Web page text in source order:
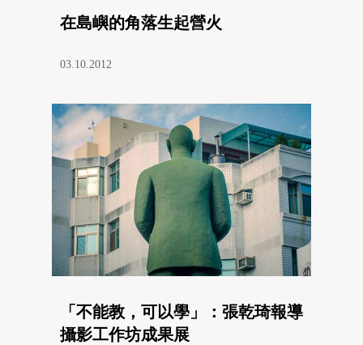
在島嶼的角落生起營火
03.10.2012
「不能教，可以學」：張乾琦報導
攝影工作坊成果展